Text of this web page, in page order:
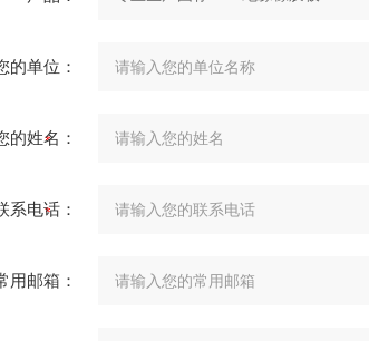
的单位：
的姓名：
系电话：
用邮箱：